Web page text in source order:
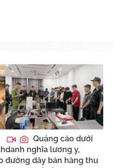
Quảng cáo dưới
danh nghĩa lương y,
đường dây bán hàng thu